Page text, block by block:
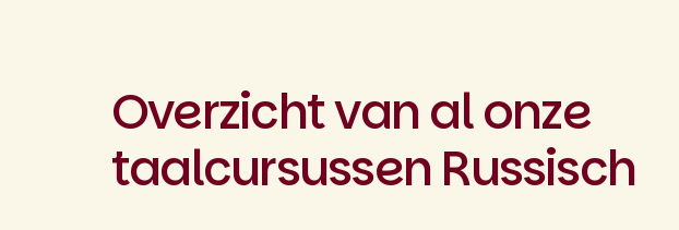
Overzicht van al onze
taalcursussen Russisch